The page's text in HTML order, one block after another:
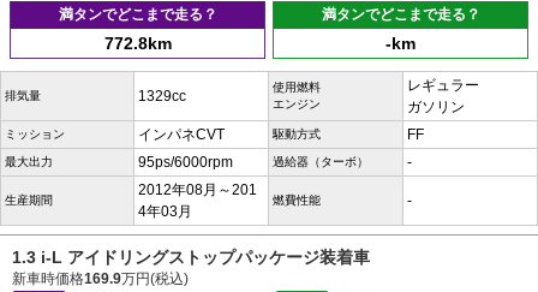
満タンでどこまで走る？
772.8km
満タンでどこまで走る？
-km
排気量 1329cc
使用燃料
エンジン
レギュラー
ガソリン
ミッション インパネCVT 駆動方式 FF
最大出力 95ps/6000rpm 過給器（ターボ） -
生産期間
2012年08月～201
4年03月
燃費性能 -
1.3 i-L アイドリングストップパッケージ装着車
新車時価格169.9万円(税込)